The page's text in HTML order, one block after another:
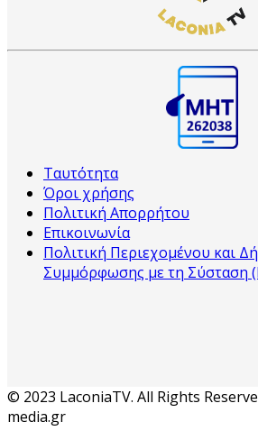
Ταυτότητα
Όροι χρήσης
Πολιτική Απορρήτου
Επικοινωνία
Πολιτική Περιεχομένου και
Συμμόρφωσης με τη Σύσταση
© 2023 LaconiaTV. All Rights
media.gr